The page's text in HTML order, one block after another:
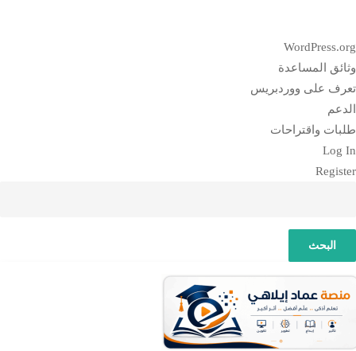
المساعدة
على ووردبريس
واقتراحات
Log